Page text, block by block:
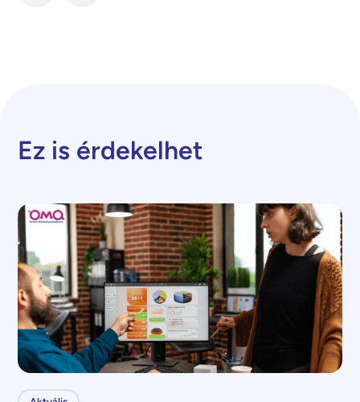
Ez is érdekelhet